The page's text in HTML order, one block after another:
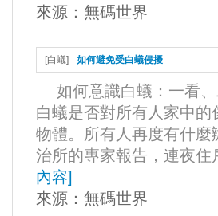
來源： 無碼世界
[白蟻] 如何避免受白蟻侵擾
如何意識白蟻：一看
白蟻是否對所有人家中
物體。所有人再度有什
治所的專家報告，連夜住
內容]
來源： 無碼世界